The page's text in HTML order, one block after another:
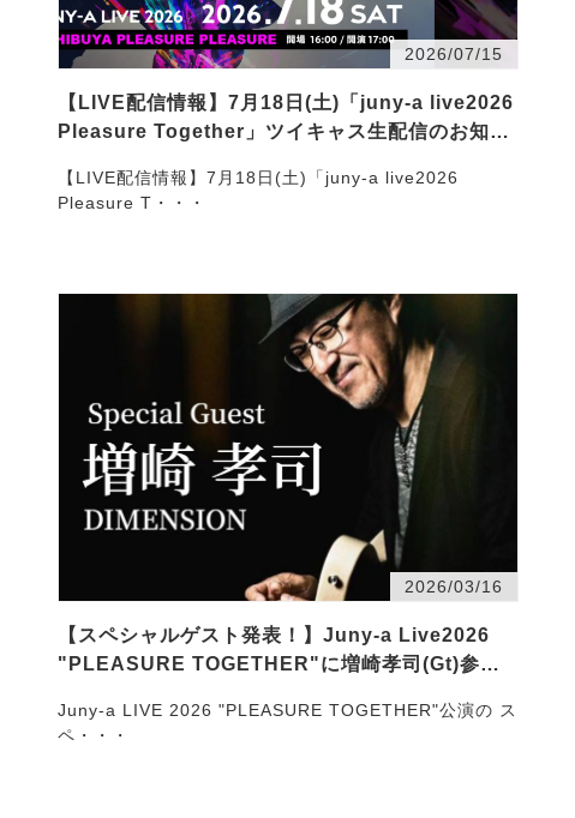
2026/07/15
【LIVE配信情報】7月18日(土)「juny-a live2026
Pleasure Together」ツイキャス生配信のお知ら
【LIVE配信情報】7月18日(土)「juny-a live2026
Pleasure T・・・
2026/03/16
【スペシャルゲスト発表！】Juny-a Live2026
"PLEASURE TOGETHER"に増崎孝司(Gt)参加
Juny-a LIVE 2026 "PLEASURE TOGETHER"公演の ス
ペ・・・